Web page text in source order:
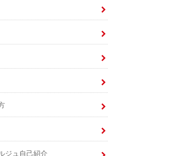
ジュ自己紹介